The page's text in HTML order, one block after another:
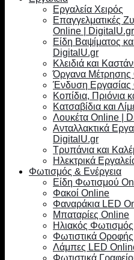
Εργαλεία Χειρός
Επαγγελματικές
Online | DigitalU.gr
Είδη Βαψίματος
DigitalU.gr
Κλειδιά και
Όργανα
Ένδυση
Κοπίδια, Πριόνια
Κατσαβίδια και
Λουκέτα Online |
Ανταλλακτικά
DigitalU.gr
Τρυπάνια και
Ηλεκτρικά
Φωτισμός & Ενέργεια
Είδη Φωτισμού
Φακοί Online
Φαναράκια LED
Μπαταρίες Online
Ηλιακός
Φωτιστικά
Λάμπες LED
Φωτιστικά